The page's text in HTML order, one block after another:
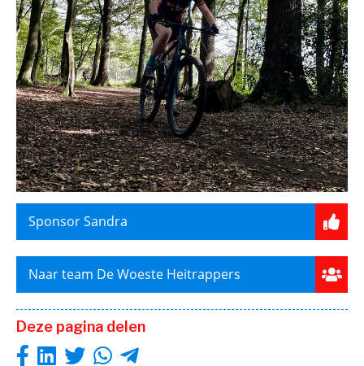
Sponsor Sandra
Naar team De Woeste Heitrappers
Deze pagina delen